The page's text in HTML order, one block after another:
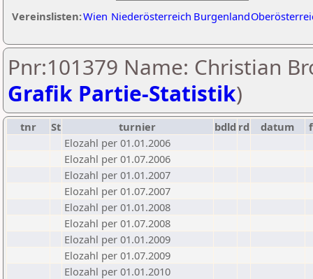
Vereinslisten:Wien Niederösterreich Burgenland
Pnr:101379 Name: Christian
Grafik Partie-Statistik)
tnr St turnier bdld rd datum
f
Elozahl per 01.01.2006
Elozahl per 01.07.2006
Elozahl per 01.01.2007
Elozahl per 01.07.2007
Elozahl per 01.01.2008
Elozahl per 01.07.2008
Elozahl per 01.01.2009
Elozahl per 01.07.2009
Elozahl per 01.01.2010